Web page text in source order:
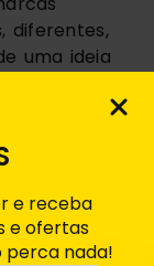
diferentes,
uma ideia
e receba
e ofertas
perca nada!